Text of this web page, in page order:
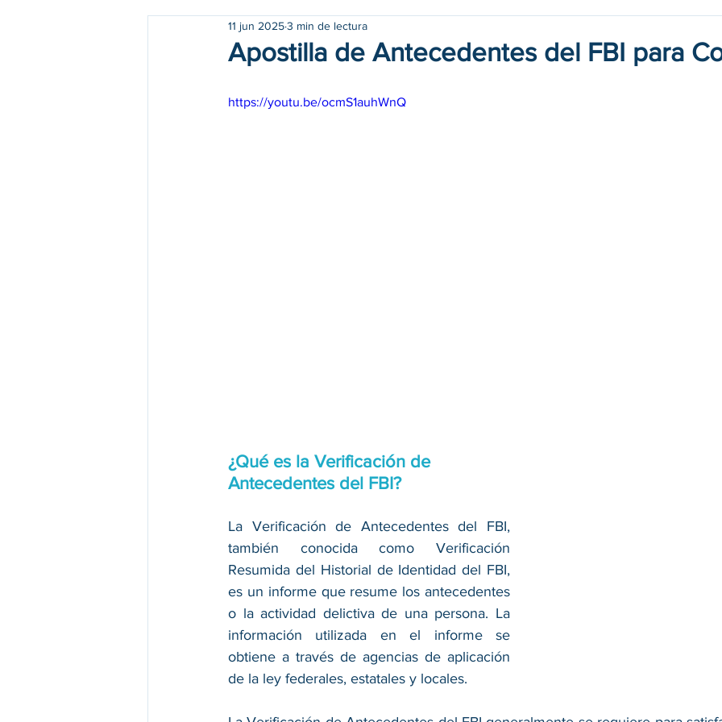
Apostilla de Antecedentes del FBI para
11 jun 20253 min de lectura
https://youtu.be/ocmS1auhWnQ
¿Qué es la Verificación de
Antecedentes del FBI?
La Verificación de Antecedentes del FBI,
también conocida como Verificación
Resumida del Historial de Identidad del FBI,
es un informe que resume los antecedentes
o la actividad delictiva de una persona. La
información utilizada en el informe se
obtiene a través de agencias de aplicación
de la ley federales, estatales y locales.